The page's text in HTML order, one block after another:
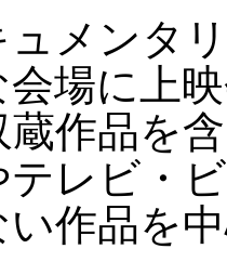
メンタ
場に上
蔵作品を
テレビ・
作品を